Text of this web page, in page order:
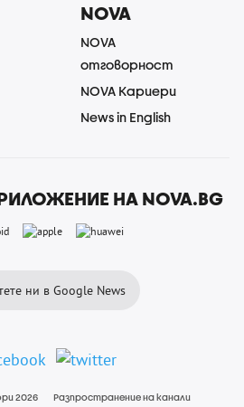
NOVA
NOVA
отговорност
NOVA Кариери
News in English
НА NOVA.BG
ни в Google News
2026 Разпространение на канали